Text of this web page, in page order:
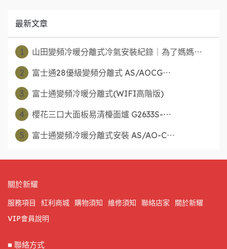
最新文章
1 山田變頻冷暖分離式冷氣安裝紀錄｜為了媽媽⋯
2 富士通28優級變頻分離式 AS/AOCG⋯
3 富士通變頻冷暖分離式(WIFI高階版)
4 櫻花三口大面板易清檯面爐 G2633S-⋯
5 富士通變頻冷暖分離式安裝 AS/AO-C⋯
關於新耀
服務項目 紅利商城 購物須知 維修須知 聯絡店家
關於新耀
VIP會員說明
■ 聯絡方式